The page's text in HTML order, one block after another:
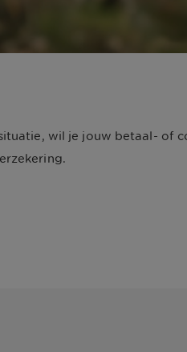
wil je jouw betaal- of